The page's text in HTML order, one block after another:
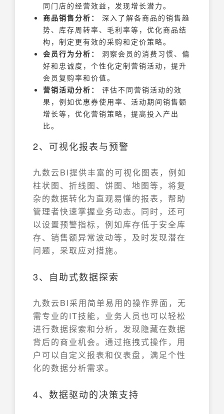
同门店的经营效益，发现增长潜力。
商品销售分析：
深入了解各商品的销售趋
势、库存周转率、毛利率等，优化商品结
构，制定更有效的采购和定价策略。
会员行为分析：
洞察会员的消费习惯、偏
好和忠诚度，个性化定制营销活动，提升
会员复购率和价值。
营销活动分析：
评估不同营销活动的效
果，例如优惠券使用率、活动期间销售额
增长等，优化营销策略，提高投入产出
比。
2、可视化报表与预警
九数云BI提供丰富的可视化图表，例如
柱状图、折线图、饼图、地图等，将复
杂的数据转化为直观易懂的报表，帮助
管理者快速掌握业务动态。同时，还可
以设置预警指标，例如库存低于安全库
存、销售额异常波动等，及时发现潜在
问题，采取应对措施。
3、自助式数据探索
九数云BI采用简单易用的操作界面，无
需专业的IT技能，业务人员也可以轻松
进行数据探索和分析，发现隐藏在数据
背后的商业机会。通过拖拽式操作，用
户可以自定义报表和仪表盘，满足个性
化的数据分析需求。
4、数据驱动的决策支持